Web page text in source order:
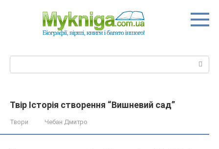
Твір Історія створення “Вишневий сад”
Твори Чебан Дмитро